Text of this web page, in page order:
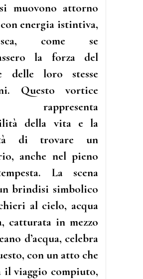
muovono attorno
con energia istintiva,
come se
la forza del
delle loro stesse
Questo vortice
rappresenta
della vita e la
di trovare un
anche nel pieno
La scena
brindisi simbolico
al cielo, acqua
catturata in mezzo
d’acqua, celebra
con un atto che
il viaggio compiuto,